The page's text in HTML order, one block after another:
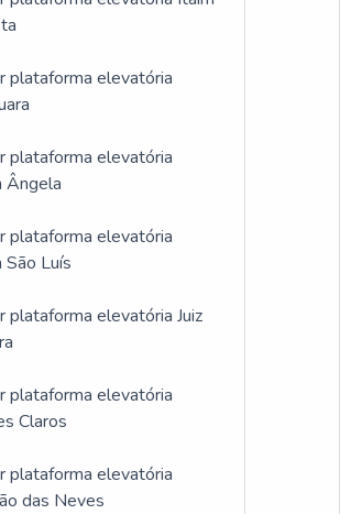
plataforma elevatória
plataforma elevatória
Ângela
plataforma elevatória
São Luís
plataforma elevatória Juiz
plataforma elevatória
Claros
plataforma elevatória
das Neves